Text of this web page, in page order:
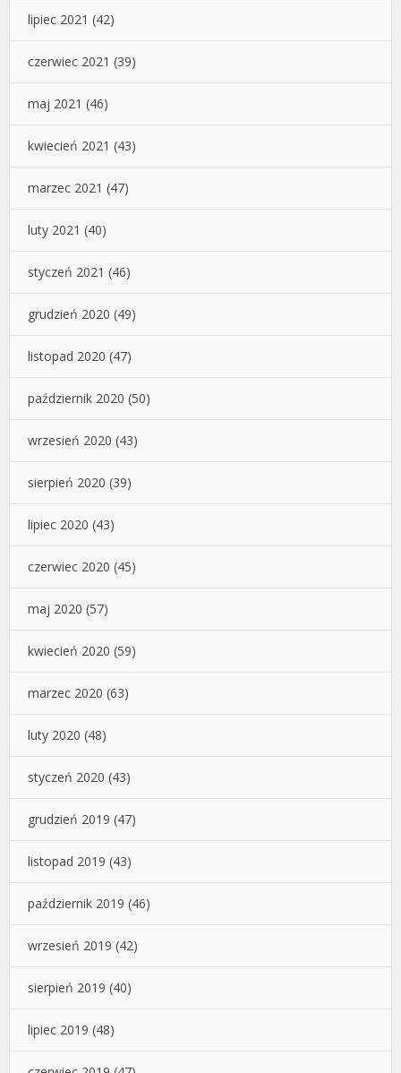
lipiec 2021 (42)
czerwiec 2021 (39)
maj 2021 (46)
kwiecień 2021 (43)
marzec 2021 (47)
luty 2021 (40)
styczeń 2021 (46)
grudzień 2020 (49)
listopad 2020 (47)
październik 2020 (50)
wrzesień 2020 (43)
sierpień 2020 (39)
lipiec 2020 (43)
czerwiec 2020 (45)
maj 2020 (57)
kwiecień 2020 (59)
marzec 2020 (63)
luty 2020 (48)
styczeń 2020 (43)
grudzień 2019 (47)
listopad 2019 (43)
październik 2019 (46)
wrzesień 2019 (42)
sierpień 2019 (40)
lipiec 2019 (48)